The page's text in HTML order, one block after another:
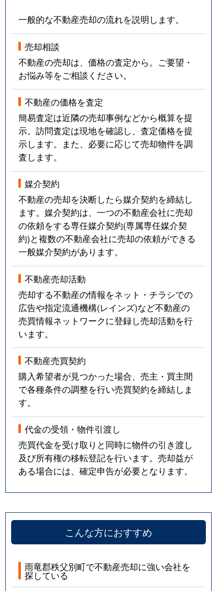
一般的な不動産売却の流れを説明します。
売却相談
不動産の売却は、価格の査定から。ご要望・
お悩み等をご相談ください。
不動産の価格を査定
簡易査定は近隣の売却事例などから概算を提
示。訪問査定は現地を確認し、査定価格を提
示します。また、必要に応じて売却物件を調
査します。
媒介契約
不動産の売却を決断したら媒介契約を締結し
ます。媒介契約は、一つの不動産会社に売却
の依頼をする専任媒介契約(専属専任媒介契
約)と複数の不動産会社に売却の依頼ができる
一般媒介契約があります。
不動産売却活動
売却する不動産の情報をネット・チラシでの
広告や指定流通機構(レインズ)など不動産の
売買情報ネットワークに登録し売却活動を行
います。
不動産売買契約
購入希望者が見つかった場合、売主・買主間
で各種条件の調整を行い売買契約を締結しま
す。
代金の受領・物件引渡し
売買代金を受け取りと同時に物件の引き渡し
及び所有権の移転登記を行います。売却益が
ある場合には、確定申告が必要となります。
こんな方におすすめ
雨竜郡秩父別町で不動産売却に強い会社を
探している